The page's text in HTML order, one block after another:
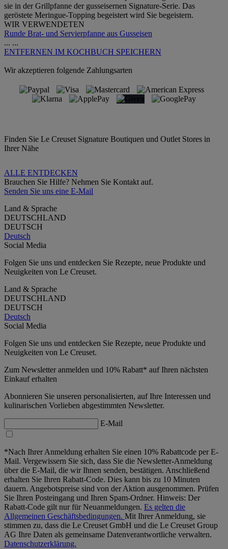
sie in der Grillpfanne der gusseisernen Signature-Serie. Das
geröstete Meringue-Topping begeistert wird Sie begeistern.
WIR VERWENDETEN
Runde Brat- und Servierpfanne aus Gusseisen
... ...
ENTFERNEN IM KOCHBUCH SPEICHERN
Wir akzeptieren folgende Zahlungsarten
Finden Sie Le Creuset Signature Boutiquen und Outlet Stores in
Ihrer Nähe
ALLE ENTDECKEN
Brauchen Sie Hilfe? Nehmen Sie Kontakt auf.
Senden Sie uns eine E-Mail
Land & Sprache
DEUTSCHLAND
DEUTSCH
Deutsch
Social Media
Folgen Sie uns und entdecken Sie Rezepte, neue Produkte und
Neuigkeiten von Le Creuset.
Land & Sprache
DEUTSCHLAND
DEUTSCH
Deutsch
Social Media
Folgen Sie uns und entdecken Sie Rezepte, neue Produkte und
Neuigkeiten von Le Creuset.
Zum Newsletter anmelden und 10% Rabatt* auf Ihren nächsten
Einkauf erhalten
Abonnieren Sie unseren personalisierten, auf Ihre Interessen und
kulinarischen Vorlieben abgestimmten Newsletter.
E-Mail
*Nach Ihrer Anmeldung erhalten Sie einen 10% Rabattcode per E-
Mail. Vergewissern Sie sich, dass Sie die Newsletter-Anmeldung
über die E-Mail, die wir Ihnen senden, bestätigen. Anschließend
erhalten Sie Ihren Rabatt-Code. Dies kann bis zu 10 Minuten
dauern. Angebotspreise sind von der Aktion ausgenommen. Prüfen
Sie Ihren Posteingang und Ihren Spam-Ordner. Hinweis: Der
Rabatt-Code gilt nur für Neuanmeldungen. Es gelten die
Allgemeinen Geschäftsbedingungen. Mit Ihrer Anmeldung, sie
stimmen zu, dass die Le Creuset GmbH und die Le Creuset Group
AG Ihre Daten als gemeinsame Datenverantwortliche verwalten.
Datenschutzerklärung.